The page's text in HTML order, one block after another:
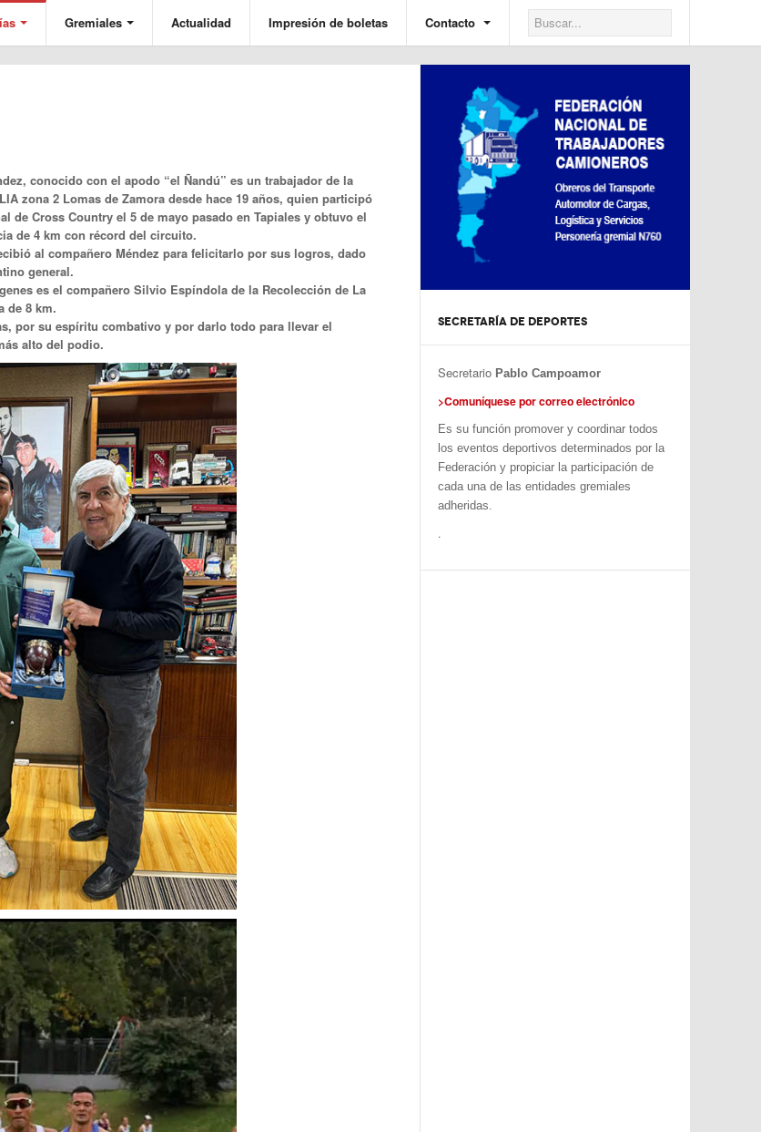
Gremiales Actualidad Impresión de boletas Contacto
conocido con el apodo “el Ñandú” es un trabajador de la
zona 2 Lomas de Zamora desde hace 19 años, quien participó
de Cross Country el 5 de mayo pasado en Tapiales y obtuvo el
de 4 km con récord del circuito.
al compañero Méndez para felicitarlo por sus logros, dado
general.
es el compañero Silvio Espíndola de la Recolección de La
de 8 km.
por su espíritu combativo y por darlo todo para llevar el
alto del podio.
SECRETARÍA DE DEPORTES
Secretario Pablo Campoamor
>Comuníquese por correo electrónico
Es su función promover y coordinar todos
los eventos deportivos determinados por la
Federación y propiciar la participación de
cada una de las entidades gremiales
adheridas.
.